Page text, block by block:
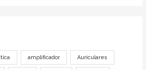
amplificador Auriculares